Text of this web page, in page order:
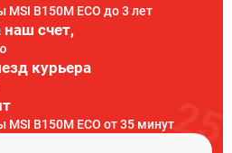
B150M ECO до 3 лет
наш счет,
курьера
B150M ECO от 35 минут